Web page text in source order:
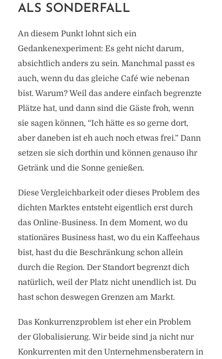
ALS SONDERFALL
An diesem Punkt lohnt sich ein
Gedankenexperiment: Es geht nicht darum,
absichtlich anders zu sein. Manchmal passt es
auch, wenn du das gleiche Café wie nebenan
bist. Warum? Weil das andere einfach begrenzte
Plätze hat, und dann sind die Gäste froh, wenn
sie sagen können, “Ich hätte es so gerne dort,
aber daneben ist eh auch noch etwas frei.” Dann
setzen sie sich dorthin und können genauso ihr
Getränk und die Sonne genießen.
Diese Vergleichbarkeit oder dieses Problem des
dichten Marktes entsteht eigentlich erst durch
das Online-Business. In dem Moment, wo du
stationäres Business hast, wo du ein Kaffeehaus
bist, hast du die Beschränkung schon allein
durch die Region. Der Standort begrenzt dich
natürlich, weil der Platz nicht unendlich ist. Du
hast schon deswegen Grenzen am Markt.
Das Konkurrenzproblem ist eher ein Problem
der Globalisierung. Wir beide sind ja nicht nur
Konkurrenten mit den Unternehmensberatern in